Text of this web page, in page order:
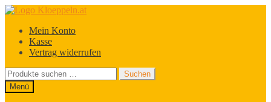
Zur
springen
Zum
springenMein Konto
Kasse
Vertrag widerrufen
Suchen
nach:
Suchen
Menü